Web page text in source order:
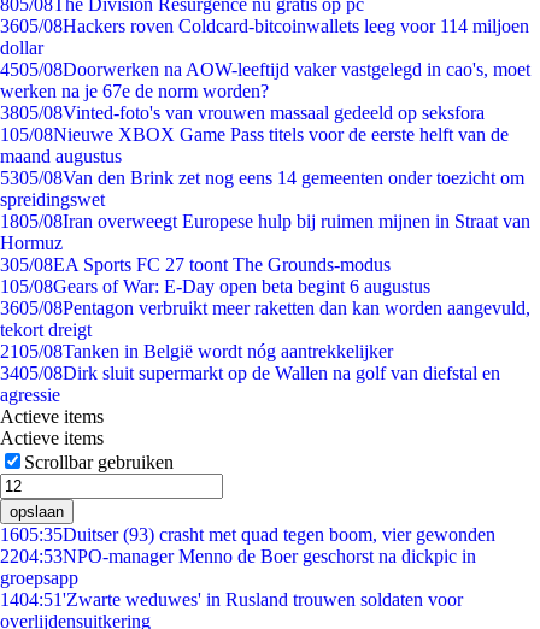
805/08The Division Resurgence nu gratis op pc
3605/08Hackers roven Coldcard-bitcoinwallets leeg voor 114 miljoen
dollar
4505/08Doorwerken na AOW-leeftijd vaker vastgelegd in cao's, moet
werken na je 67e de norm worden?
3805/08Vinted-foto's van vrouwen massaal gedeeld op seksfora
105/08Nieuwe XBOX Game Pass titels voor de eerste helft van de
maand augustus
5305/08Van den Brink zet nog eens 14 gemeenten onder toezicht om
spreidingswet
1805/08Iran overweegt Europese hulp bij ruimen mijnen in Straat van
Hormuz
305/08EA Sports FC 27 toont The Grounds-modus
105/08Gears of War: E-Day open beta begint 6 augustus
3605/08Pentagon verbruikt meer raketten dan kan worden aangevuld,
tekort dreigt
2105/08Tanken in België wordt nóg aantrekkelijker
3405/08Dirk sluit supermarkt op de Wallen na golf van diefstal en
agressie
Actieve items
Actieve items
Scrollbar gebruiken
opslaan
1605:35Duitser (93) crasht met quad tegen boom, vier gewonden
2204:53NPO-manager Menno de Boer geschorst na dickpic in
groepsapp
1404:51'Zwarte weduwes' in Rusland trouwen soldaten voor
overlijdensuitkering